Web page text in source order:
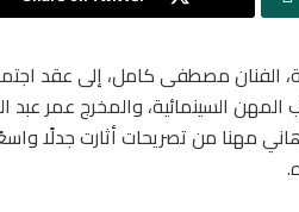
الفنان مصطفى كامل، إلى عقد
السينمائية، والمخرج عمر عبد
مهنا من تصريحات أثارت جدلًا